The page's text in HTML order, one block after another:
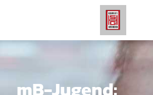
mB-Jugend: